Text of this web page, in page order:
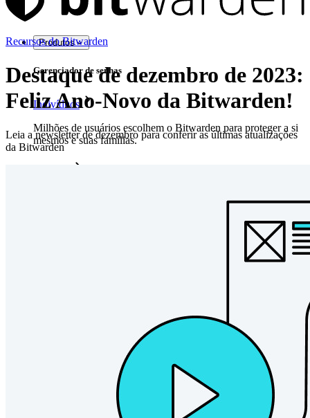
Produtos
Gerenciador de senhas
Indivíduos
Milhões de usuários escolhem o Bitwarden para proteger a si
mesmos e suas famílias.
Gerenciamento de segredos com criptografia de ponta a ponta
para equipes de desenvolvimento, DevOps e TI no Bitwarden
Passwordless.dev e passkeys
Recursos do Bitwarden
Destaque de dezembro de 2023:
Feliz Ano-Novo da Bitwarden!
Leia a newsletter de dezembro para conferir as últimas atualizações
da Bitwarden